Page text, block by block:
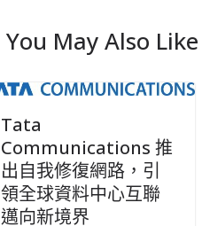
You May Also Like
Tata
Communications 推
出自我修復網路，引
領全球資料中心互聯
邁向新境界